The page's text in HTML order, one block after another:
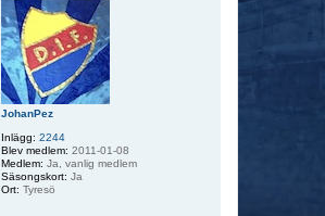
JohanPez
Inlägg: 2244
Blev medlem: 2011-01-08
Medlem: Ja, vanlig medlem
Säsongskort: Ja
Ort: Tyresö